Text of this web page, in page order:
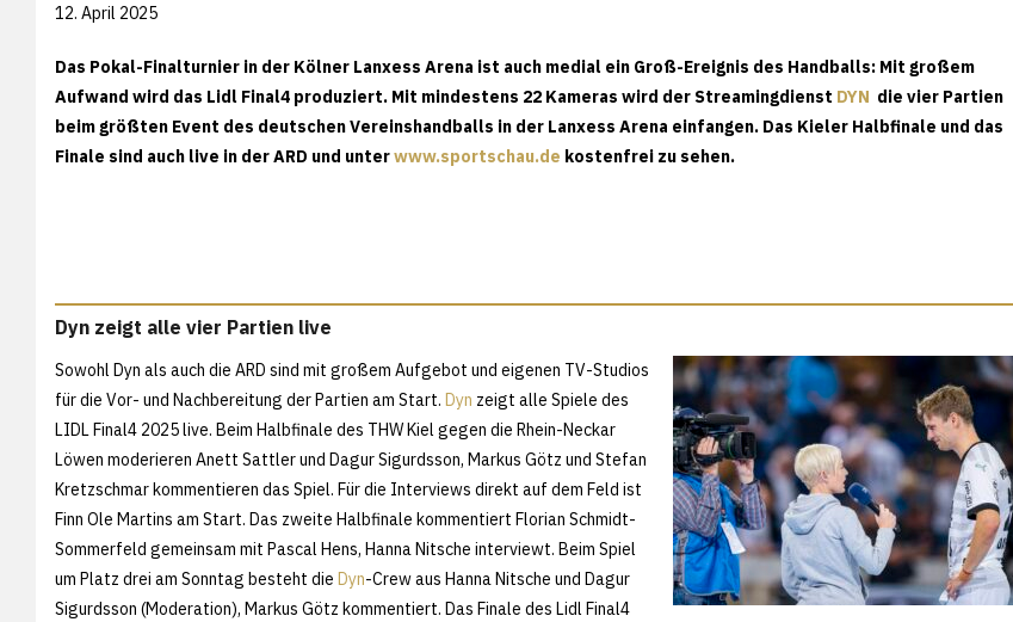
12. April 2025
Das Pokal-Finalturnier in der Kölner Lanxess Arena ist auch medial ein Groß-Ereignis des Handballs: Mit großem
Aufwand wird das Lidl Final4 produziert. Mit mindestens 22 Kameras wird der Streamingdienst DYN die vier Partien
beim größten Event des deutschen Vereinshandballs in der Lanxess Arena einfangen. Das Kieler Halbfinale und das
Finale sind auch live in der ARD und unterwww.sportschau.de kostenfrei zu sehen.
Dyn zeigt alle vier Partien live
Sowohl Dyn als auch die ARD sind mit großem Aufgebot und eigenen TV-Studios
für die Vor- und Nachbereitung der Partien am Start. Dyn zeigt alle Spiele des
LIDL Final4 2025 live. Beim Halbfinale des THW Kiel gegen die Rhein-Neckar
Löwen moderieren Anett Sattler und Dagur Sigurdsson, Markus Götz und Stefan
Kretzschmar kommentieren das Spiel. Für die Interviews direkt auf dem Feld ist
Finn Ole Martins am Start. Das zweite Halbfinale kommentiert Florian Schmidt-
Sommerfeld gemeinsam mit Pascal Hens, Hanna Nitsche interviewt. Beim Spiel
um Platz drei am Sonntag besteht die Dyn-Crew aus Hanna Nitsche und Dagur
Sigurdsson (Moderation), Markus Götz kommentiert. Das Finale des Lidl Final4